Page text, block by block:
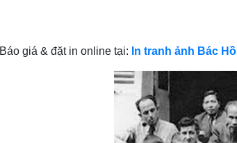
Báo giá & đặt in online tại: In tranh ảnh Bác